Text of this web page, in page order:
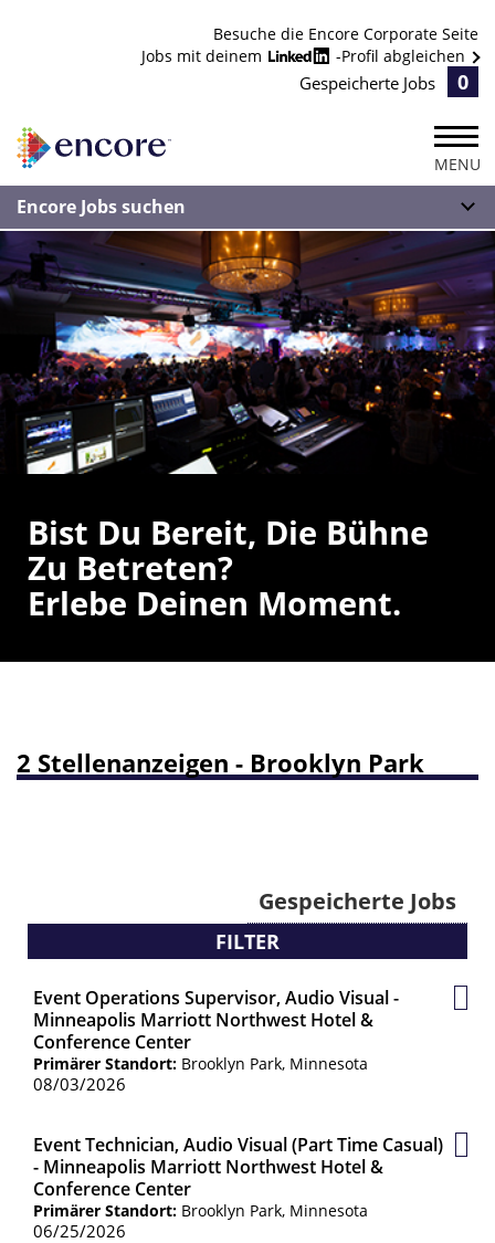
Besuche die Encore Corporate Seite
Jobs mit deinem
-Profil abgleichen
Gespeicherte Jobs 0
MENU
Encore Jobs suchen
Bist Du Bereit, Die Bühne
Zu Betreten?
Erlebe Deinen Moment.
2 Stellenanzeigen - Brooklyn Park
Gespeicherte Jobs
FILTER
Event Operations Supervisor, Audio Visual -
Minneapolis Marriott Northwest Hotel &
Conference Center
Primärer Standort: Brooklyn Park, Minnesota
08/03/2026
Event Technician, Audio Visual (Part Time Casual)
- Minneapolis Marriott Northwest Hotel &
Conference Center
Primärer Standort: Brooklyn Park, Minnesota
06/25/2026